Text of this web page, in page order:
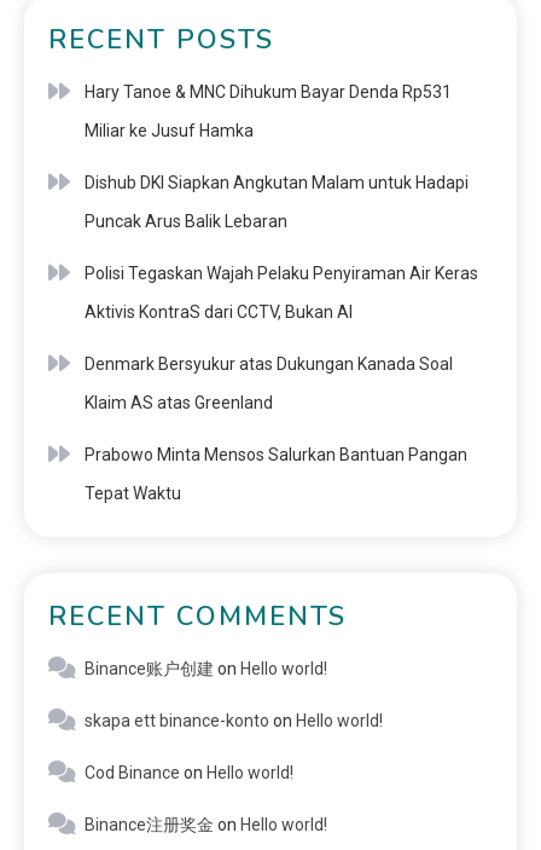
RECENT POSTS
Hary Tanoe & MNC Dihukum Bayar Denda Rp531
Miliar ke Jusuf Hamka
Dishub DKI Siapkan Angkutan Malam untuk Hadapi
Puncak Arus Balik Lebaran
Polisi Tegaskan Wajah Pelaku Penyiraman Air Keras
Aktivis KontraS dari CCTV, Bukan AI
Denmark Bersyukur atas Dukungan Kanada Soal
Klaim AS atas Greenland
Prabowo Minta Mensos Salurkan Bantuan Pangan
Tepat Waktu
RECENT COMMENTS
Binance账户创建 on Hello world!
skapa ett binance-konto on Hello world!
Cod Binance on Hello world!
Binance注册奖金 on Hello world!